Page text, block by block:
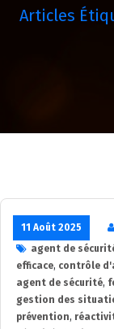
Articles
11 Août 2025
agent de
efficace, contrôle
agent de sécurité,
gestion des
prévention,